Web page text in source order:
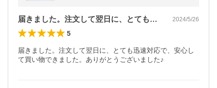
届きました。注文して翌日に、とても迅速… 2024/5/26
5
届きました。注文して翌日に、とても迅速対応で、安心し
て買い物できました。ありがとうございました♪